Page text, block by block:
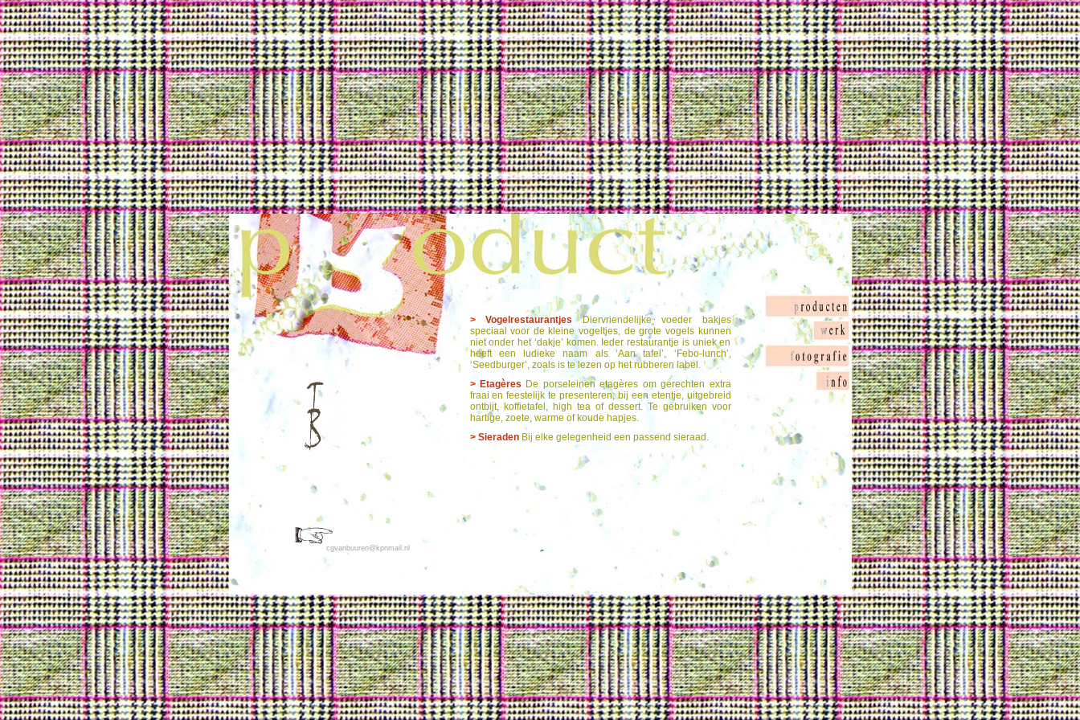
> VogelrestaurantjesDiervriendelijke voeder bakjes
speciaal voor de kleine vogeltjes, de grote vogels kunnen
niet onder het ‘dakje’ komen. Ieder restaurantje is uniek en
heeft een ludieke naam als ‘Aan tafel’, ‘Febo-lunch’,
‘Seedburger’, zoals is te lezen op het rubberen label.
> Etagères De porseleinen etagères om gerechten extra
fraai en feestelijk te presenteren; bij een etentje, uitgebreid
ontbijt, koffietafel, high tea of dessert. Te gebruiken voor
hartige, zoete, warme of koude hapjes.
> Sieraden Bij elke gelegenheid een passend sieraad.
cgvanbuuren@kpnmail.nl